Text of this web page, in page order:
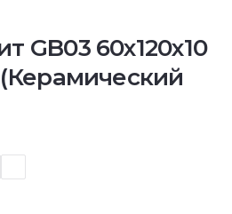
GB03 60x120x10